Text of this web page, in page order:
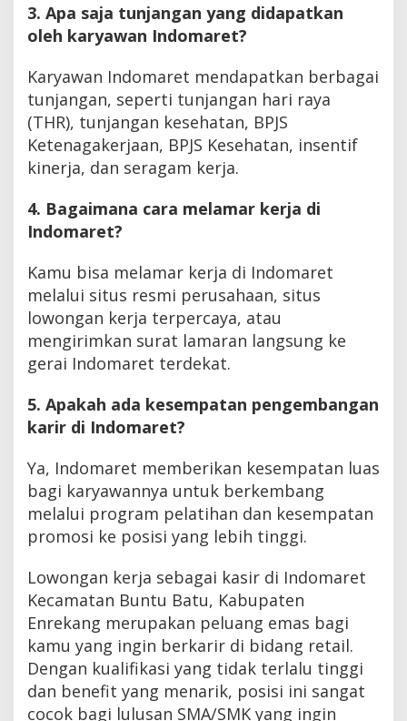
3. Apa saja tunjangan yang didapatkan
oleh karyawan Indomaret?
Karyawan Indomaret mendapatkan berbagai
tunjangan, seperti tunjangan hari raya
(THR), tunjangan kesehatan, BPJS
Ketenagakerjaan, BPJS Kesehatan, insentif
kinerja, dan seragam kerja.
4. Bagaimana cara melamar kerja di
Indomaret?
Kamu bisa melamar kerja di Indomaret
melalui situs resmi perusahaan, situs
lowongan kerja terpercaya, atau
mengirimkan surat lamaran langsung ke
gerai Indomaret terdekat.
5. Apakah ada kesempatan pengembangan
karir di Indomaret?
Ya, Indomaret memberikan kesempatan luas
bagi karyawannya untuk berkembang
melalui program pelatihan dan kesempatan
promosi ke posisi yang lebih tinggi.
Lowongan kerja sebagai kasir di Indomaret
Kecamatan Buntu Batu, Kabupaten
Enrekang merupakan peluang emas bagi
kamu yang ingin berkarir di bidang retail.
Dengan kualifikasi yang tidak terlalu tinggi
dan benefit yang menarik, posisi ini sangat
cocok bagi lulusan SMA/SMK yang ingin